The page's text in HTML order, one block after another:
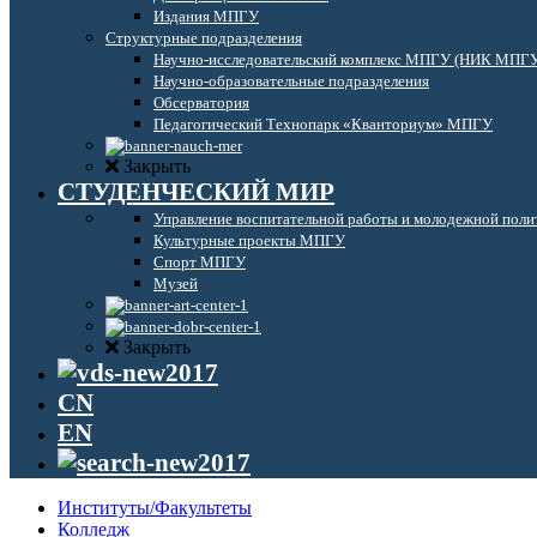
Издания МПГУ
Структурные подразделения
Научно-исследовательский комплекс МПГУ (НИК
Научно-образовательные подразделения
Обсерватория
Педагогический Технопарк «Кванториум» МПГУ
Закрыть
СТУДЕНЧЕСКИЙ МИР
Управление воспитательной работы и молодежной
Культурные проекты МПГУ
Спорт МПГУ
Музей
Закрыть
CN
EN
Институты/Факультеты
Колледж